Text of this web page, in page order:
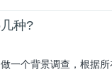
种?
一个背景调查，根据